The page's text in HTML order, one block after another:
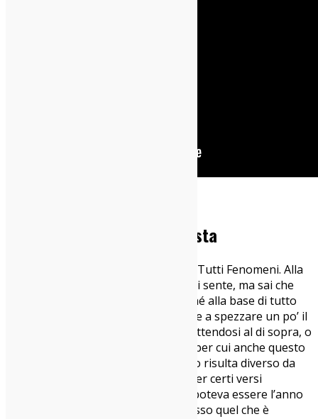
Tutti Fenomeni – Faccia Tosta
Nuova sortita in singolo da parte di Tutti Fenomeni. Alla
produzione c’è sempre tu-sai-chi e si sente, ma sai che
forse neanche troppo, questo perché alla base di tutto
c’è che Tutti Fenomeni riesce sempre a spezzare un po’ il
canone, mettendosi a metà, anzi mettendosi al di sopra, o
avanti, o togliendosi punto. Motivo per cui anche questo
nuovo brano del cantautore romano risulta diverso da
quanto presente oggi sulla scena, per certi versi
futuristico a livello testuale. Il 2020 poteva essere l’anno
di questa next big thing, ma è successo quel che è